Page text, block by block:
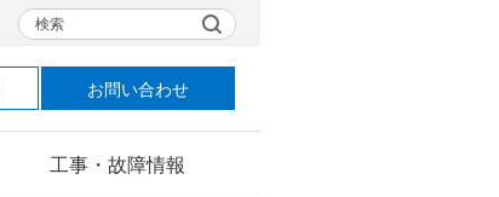
工事・故障情報
検索
お問い合わせ